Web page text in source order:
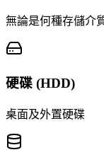
無論是何種存儲介
硬碟 (HDD)
桌面及外置硬碟